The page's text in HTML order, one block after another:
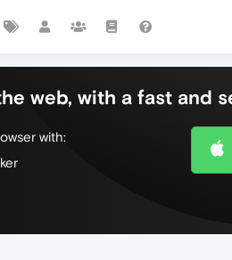
web, with a fast and
with: